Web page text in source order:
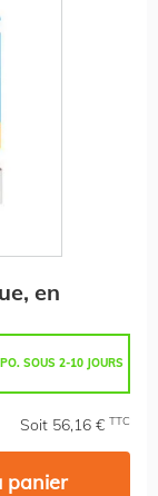
en
SOUS 2-10 JOURS
Soit 56,16 € TTC
panier